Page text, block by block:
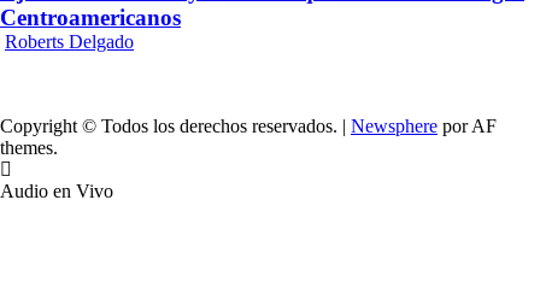
Centroamericanos
Roberts Delgado
Copyright © Todos los derechos reservados. | Newsphere por AF
themes.
Audio en Vivo